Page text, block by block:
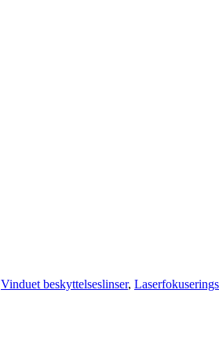
Vinduet beskyttelseslinser,